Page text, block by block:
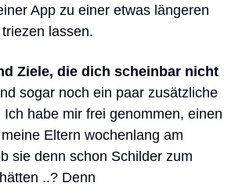
App zu einer etwas längeren
lassen.
Ziele, die dich scheinbar nicht
sogar noch ein paar zusätzliche
Ich habe mir frei genommen, einen
Eltern wochenlang am
sie denn schon Schilder zum
..? Denn